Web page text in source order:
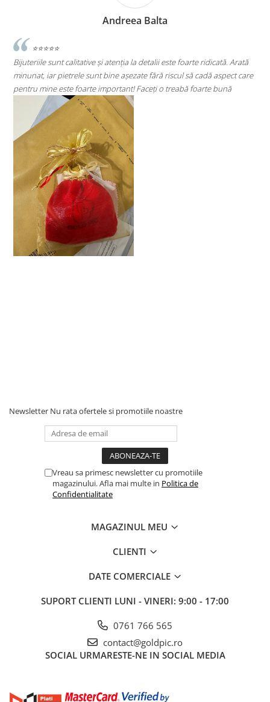
Arată
care
Andreea Cicu
⭐⭐⭐⭐⭐
Super mulțumită!! Sunt superbi cerceii!!!
Newsletter Nu rata ofertele si promotiile noastre
Vreau sa primesc newsletter cu promotiile
magazinului. Afla mai multe in Politica de
Confidentialitate
MAGAZINUL MEU
CLIENTI
DATE COMERCIALE
SUPORT CLIENTI LUNI - VINERI: 9:00 - 17:00
0761 766 565
contact@goldpic.ro
SOCIAL URMARESTE-NE IN SOCIAL MEDIA